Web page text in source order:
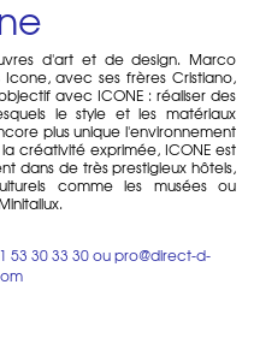
d'art et de design. Marco
avec ses frères Cristiano,
avec ICONE : réaliser des
le style et les matériaux
plus unique l'environnement
créativité exprimée, ICONE est
dans de très prestigieux hôtels,
comme les musées ou
53 30 33 30oupro@direct-d-